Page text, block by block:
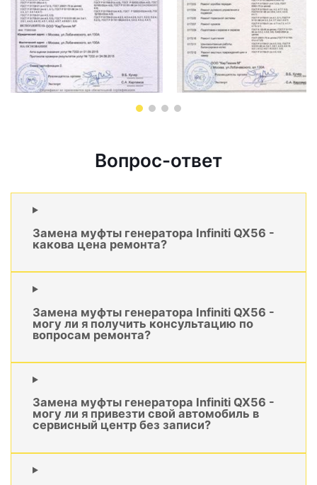
Вопрос-ответ
Замена муфты генератора Infiniti QX56 -
какова цена ремонта?
Замена муфты генератора Infiniti QX56 -
могу ли я получить консультацию по
вопросам ремонта?
Замена муфты генератора Infiniti QX56 -
могу ли я привезти свой автомобиль в
сервисный центр без записи?